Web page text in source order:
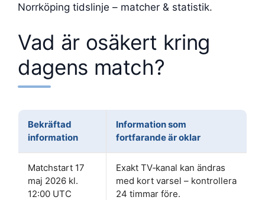
Norrköping tidslinje – matcher & statistik.
Vad är osäkert kring
dagens match?
Bekräftad
information
Information som
fortfarande är oklar
Matchstart 17
maj 2026 kl.
12:00 UTC
Exakt TV‑kanal kan ändras
med kort varsel – kontrollera
24 timmar före.